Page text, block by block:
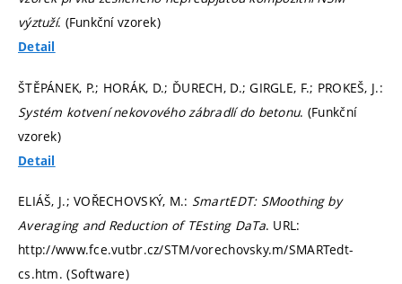
výztuží. (Funkční vzorek)
Detail
ŠTĚPÁNEK, P.; HORÁK, D.; ĎURECH, D.; GIRGLE, F.; PROKEŠ, J.:
Systém kotvení nekovového zábradlí do betonu. (Funkční
vzorek)
Detail
ELIÁŠ, J.; VOŘECHOVSKÝ, M.: SmartEDT: SMoothing by
Averaging and Reduction of TEsting DaTa. URL:
http://www.fce.vutbr.cz/STM/vorechovsky.m/SMARTedt-
cs.htm. (Software)